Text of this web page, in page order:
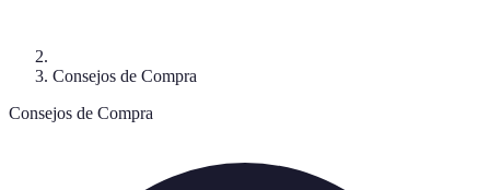
Consejos de Compra
Consejos de Compra